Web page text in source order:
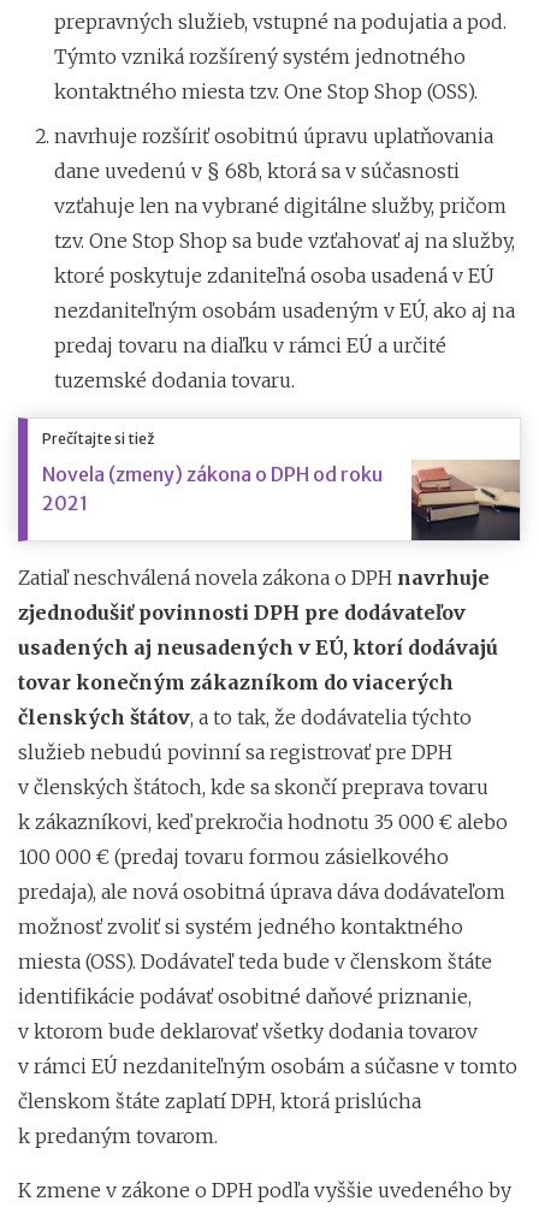
prepravných služieb, vstupné na podujatia a pod.
Týmto vzniká rozšírený systém jednotného
kontaktného miesta tzv. One Stop Shop (OSS).
navrhuje rozšíriť osobitnú úpravu uplatňovania
dane uvedenú v § 68b, ktorá sa v súčasnosti
vzťahuje len na vybrané digitálne služby, pričom
tzv. One Stop Shop sa bude vzťahovať aj na služby,
ktoré poskytuje zdaniteľná osoba usadená v EÚ
nezdaniteľným osobám usadeným v EÚ, ako aj na
predaj tovaru na diaľku v rámci EÚ a určité
tuzemské dodania tovaru.
Prečítajte si tiež
Novela (zmeny) zákona o DPH od roku
2021
Zatiaľ neschválená novela zákona o DPH navrhuje
zjednodušiť povinnosti DPH pre dodávateľov
usadených aj neusadených v EÚ, ktorí dodávajú
tovar konečným zákazníkom do viacerých
členských štátov, a to tak, že dodávatelia týchto
služieb nebudú povinní sa registrovať pre DPH
v členských štátoch, kde sa skončí preprava tovaru
k zákazníkovi, keď prekročia hodnotu 35 000 € alebo
100 000 € (predaj tovaru formou zásielkového
predaja), ale nová osobitná úprava dáva dodávateľom
možnosť zvoliť si systém jedného kontaktného
miesta (OSS). Dodávateľ teda bude v členskom štáte
identifikácie podávať osobitné daňové priznanie,
v ktorom bude deklarovať všetky dodania tovarov
v rámci EÚ nezdaniteľným osobám a súčasne v tomto
členskom štáte zaplatí DPH, ktorá prislúcha
k predaným tovarom.
K zmene v zákone o DPH podľa vyššie uvedeného by